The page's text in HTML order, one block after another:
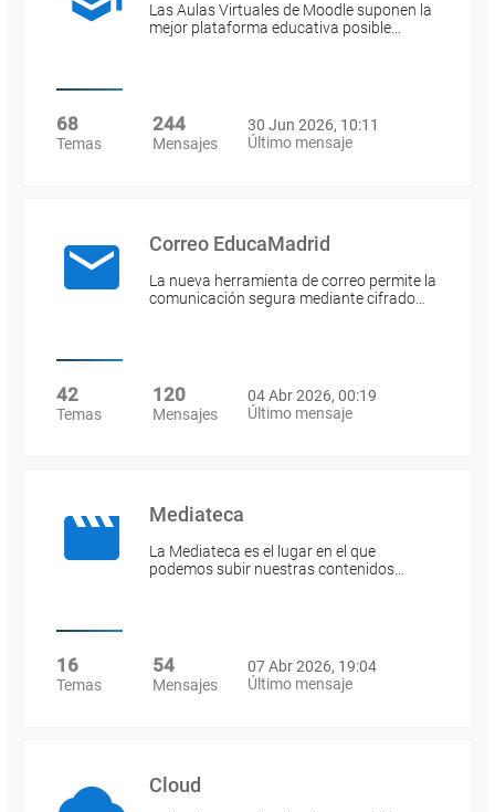
Las Aulas Virtuales de Moodle suponen la
mejor plataforma educativa posible…
68
Temas
244
Mensajes
30 Jun 2026, 10:11
Último mensaje
Correo EducaMadrid
La nueva herramienta de correo permite la
comunicación segura mediante cifrado…
42
Temas
120
Mensajes
04 Abr 2026, 00:19
Último mensaje
Mediateca
La Mediateca es el lugar en el que
podemos subir nuestras contenidos…
16
Temas
54
Mensajes
07 Abr 2026, 19:04
Último mensaje
Cloud